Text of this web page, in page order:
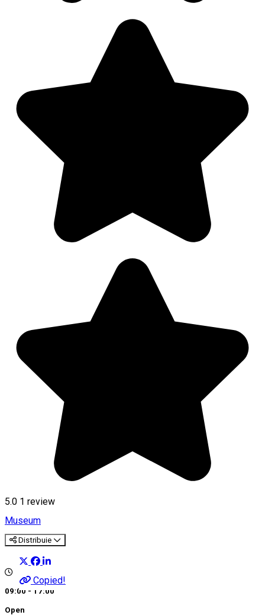
5.0 1 review
Museum
Distribuie
Copied!
09:00 - 17:00
Open